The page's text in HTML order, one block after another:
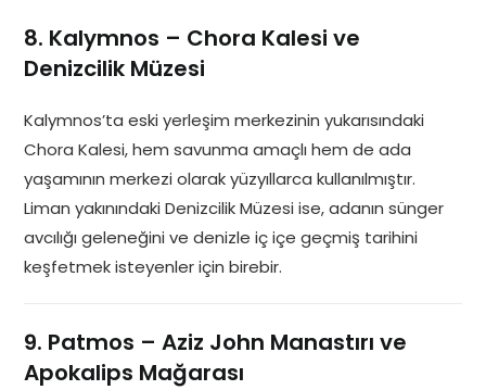
8. Kalymnos – Chora Kalesi ve
Denizcilik Müzesi
Kalymnos’ta eski yerleşim merkezinin yukarısındaki
Chora Kalesi, hem savunma amaçlı hem de ada
yaşamının merkezi olarak yüzyıllarca kullanılmıştır.
Liman yakınındaki Denizcilik Müzesi ise, adanın sünger
avcılığı geleneğini ve denizle iç içe geçmiş tarihini
keşfetmek isteyenler için birebir.
9. Patmos – Aziz John Manastırı ve
Apokalips Mağarası